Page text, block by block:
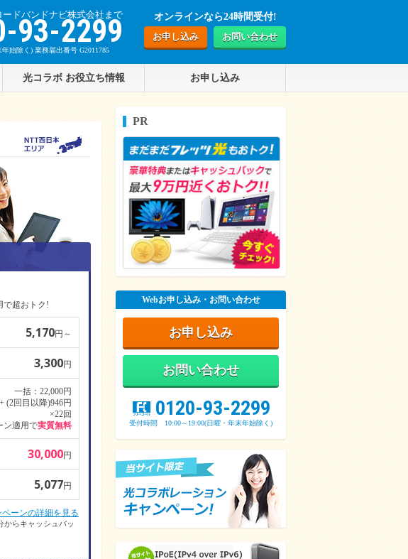
ドバンドナビ株式会社まで
93-2299
始除く) 業務届出番号 G2011785
オンラインなら24時間受付!
お申し込み
お問い合わせ
光コラボ お役立ち情報 お申し込み
で超おトク!
5,170円～
3,300円
一括：22,000円
(2回目以降)946円
×22回
ン適用で実質無料
30,000円
5,077円
ペーンの詳細を見る
からキャッシュバッ
PR
Webお申し込み・お問い合わせ
お申し込み
お問い合わせ
z 0120-93-2299
受付時間 10:00～19:00(日曜・年末年始除く)